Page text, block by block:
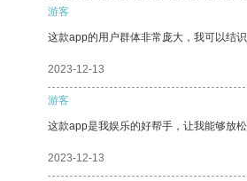
游客
这款app的用户群体非常庞大，我可以结
2023-12-13
游客
这款app是我娱乐的好帮手，让我能够放松
2023-12-13